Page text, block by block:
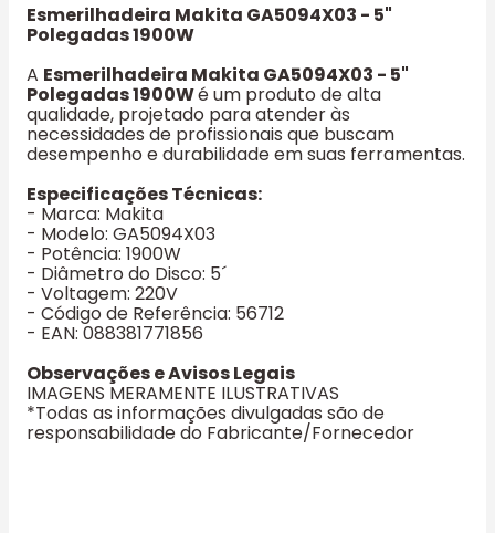
Esmerilhadeira Makita GA5094X03 - 5"
Polegadas 1900W
A Esmerilhadeira Makita GA5094X03 - 5"
Polegadas 1900Wé um produto de alta
qualidade, projetado para atender às
necessidades de profissionais que buscam
desempenho e durabilidade em suas ferramentas.
Especificações Técnicas:
- Marca: Makita
- Modelo: GA5094X03
- Potência: 1900W
- Diâmetro do Disco: 5´
- Voltagem: 220V
- Código de Referência: 56712
- EAN: 088381771856
Observações e Avisos Legais
IMAGENS MERAMENTE ILUSTRATIVAS
*Todas as informações divulgadas são de
responsabilidade do Fabricante/Fornecedor